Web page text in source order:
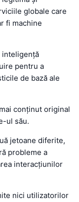
globale care
fi machine
inteligență
pentru a
de bază ale
conținut original
ul său.
jetoane diferite,
probleme a
interacțiunilor
nici utilizatorilor